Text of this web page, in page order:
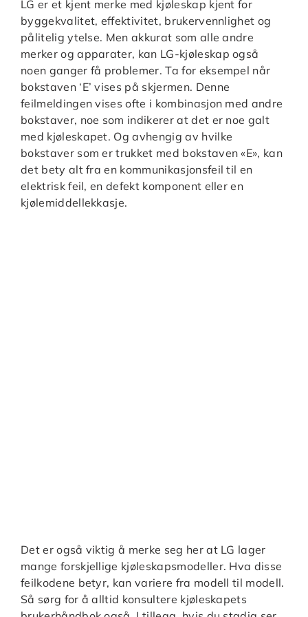
LG er et kjent merke med kjøleskap kjent for
byggekvalitet, effektivitet, brukervennlighet og
pålitelig ytelse. Men akkurat som alle andre
merker og apparater, kan LG-kjøleskap også
noen ganger få problemer. Ta for eksempel når
bokstaven ‘E’ vises på skjermen. Denne
feilmeldingen vises ofte i kombinasjon med andre
bokstaver, noe som indikerer at det er noe galt
med kjøleskapet. Og avhengig av hvilke
bokstaver som er trukket med bokstaven «E», kan
det bety alt fra en kommunikasjonsfeil til en
elektrisk feil, en defekt komponent eller en
kjølemiddellekkasje.
Det er også viktig å merke seg her at LG lager
mange forskjellige kjøleskapsmodeller. Hva disse
feilkodene betyr, kan variere fra modell til modell.
Så sørg for å alltid konsultere kjøleskapets